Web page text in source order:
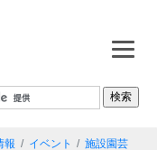
報 イベント
施設園芸